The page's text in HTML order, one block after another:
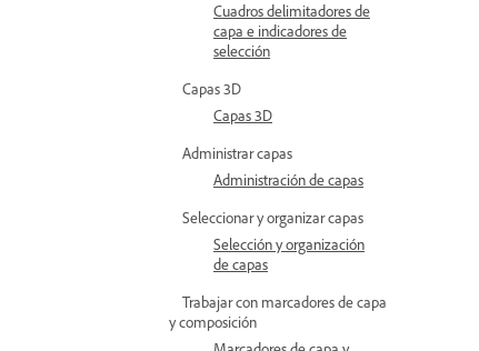
Cuadros delimitadores de
capa e indicadores de
selección
Capas 3D
Capas 3D
Administrar capas
Administración de capas
Seleccionar y organizar capas
Selección y organización
de capas
Trabajar con marcadores de capa
y composición